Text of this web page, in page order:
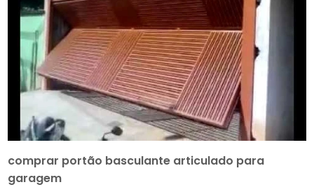
comprar portão basculante articulado para
garagem